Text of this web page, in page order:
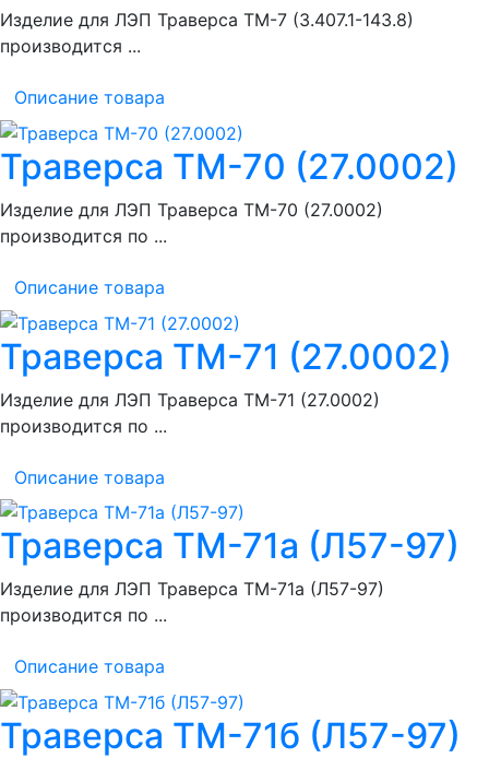
Изделие для ЛЭП Траверса ТМ-7 (3.407.1-143.8)
производится ...
Описание товара
Траверса ТМ-70 (27.0002)
Изделие для ЛЭП Траверса ТМ-70 (27.0002)
производится по ...
Описание товара
Траверса ТМ-71 (27.0002)
Изделие для ЛЭП Траверса ТМ-71 (27.0002)
производится по ...
Описание товара
Траверса ТМ-71а (Л57-97)
Изделие для ЛЭП Траверса ТМ-71а (Л57-97)
производится по ...
Описание товара
Траверса ТМ-71б (Л57-97)